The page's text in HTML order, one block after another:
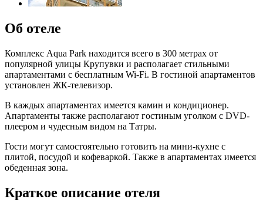
Об отеле
Комплекс Aqua Park находится всего в 300 метрах от
популярной улицы Крупувки и располагает стильными
апартаментами с бесплатным Wi-Fi. В гостиной апартаментов
установлен ЖК-телевизор.
В каждых апартаментах имеется камин и кондиционер.
Апартаменты также располагают гостиным уголком с DVD-
плеером и чудесным видом на Татры.
Гости могут самостоятельно готовить на мини-кухне с
плитой, посудой и кофеваркой. Также в апартаментах имеется
обеденная зона.
Краткое описание отеля